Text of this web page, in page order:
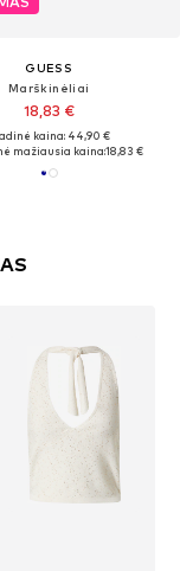
GUESS
Marškinėliai
18,83 €
kaina: 44,90 €
mažiausia kaina:18,83 €